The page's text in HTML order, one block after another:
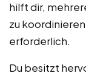
hilft dir,
zu
erforderlich.
Du besitzt